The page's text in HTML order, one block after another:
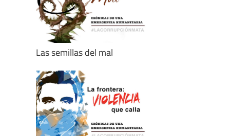
Las semillas del mal